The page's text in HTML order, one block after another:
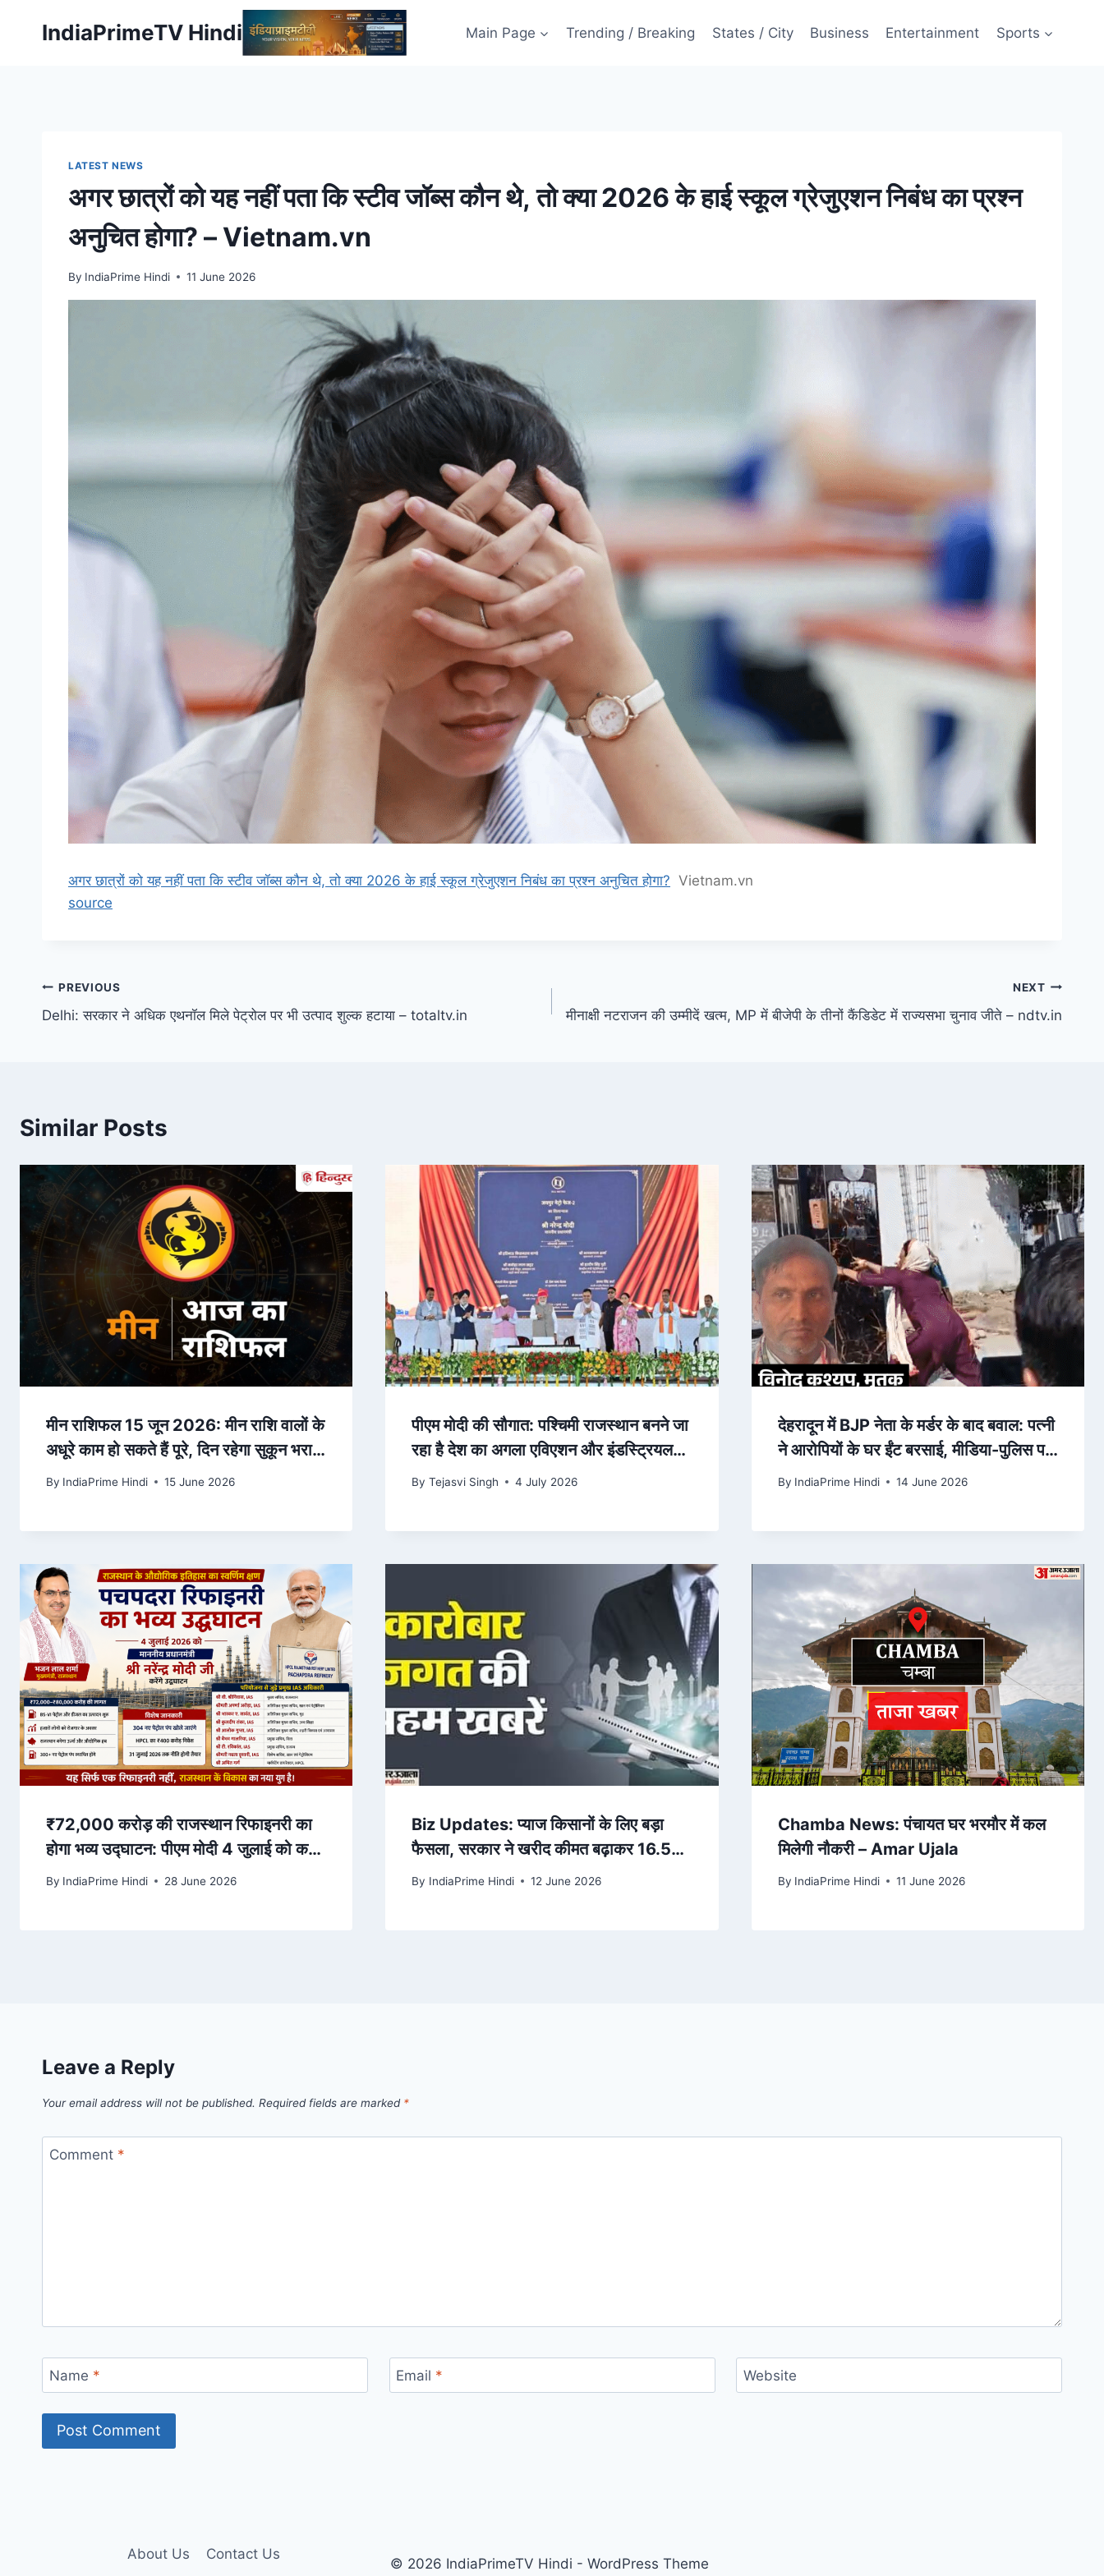
IndiaPrimeTV Hindi Main Page Trending / Breaking States / City Business Entertainment Sports
LATEST NEWS
अगर छात्रों को यह नहीं पता कि स्टीव जॉब्स कौन थे, तो क्या 2026 के हाई स्कूल ग्रेजुएशन निबंध का प्रश्न
अनुचित होगा? – Vietnam.vn
By IndiaPrime Hindi 11 June 2026
अगर छात्रों को यह नहीं पता कि स्टीव जॉब्स कौन थे, तो क्या 2026 के हाई स्कूल ग्रेजुएशन निबंध का प्रश्न अनुचित होगा? Vietnam.vn
source
Post
navigation
PREVIOUS
Delhi: सरकार ने अधिक एथनॉल मिले पेट्रोल पर भी उत्पाद शुल्क हटाया – totaltv.in
NEXT
मीनाक्षी नटराजन की उम्मीदें खत्म, MP में बीजेपी के तीनों कैंडिडेट में राज्यसभा चुनाव जीते – ndtv.in
Similar Posts
मीन राशिफल 15 जून 2026: मीन राशि वालों के
अधूरे काम हो सकते हैं पूरे, दिन रहेगा सुकून भरा –
Hindustan Hindi News
By IndiaPrime Hindi 15 June 2026
पीएम मोदी की सौगात: पश्चिमी राजस्थान बनने जा
रहा है देश का अगला एविएशन और इंडस्ट्रियल
हब?
By Tejasvi Singh 4 July 2026
देहरादून में BJP नेता के मर्डर के बाद बवाल: पत्नी
ने आरोपियों के घर ईंट बरसाई, मीडिया-पुलिस पर
पथराव; 3 घर-
By IndiaPrime Hindi 14 June 2026
₹72,000 करोड़ की राजस्थान रिफाइनरी का
होगा भव्य उद्घाटन: पीएम मोदी 4 जुलाई को करेंगे
राष्ट्र को समर्पित, मुख्यमंत्री भजनलाल ने संभाली
By IndiaPrime Hindi 28 June 2026
Biz Updates: प्याज किसानों के लिए बड़ा
फैसला, सरकार ने खरीद कीमत बढ़ाकर 16.50
रुपये की, पढ़ें अहम अपडेट्स – Amar Ujala
By IndiaPrime Hindi 12 June 2026
Chamba News: पंचायत घर भरमौर में कल
मिलेगी नौकरी – Amar Ujala
By IndiaPrime Hindi 11 June 2026
Leave a Reply
Your email address will not be published. Required fields are marked *
Comment *
Name * Email * Website
About Us
Contact Us
© 2026 IndiaPrimeTV Hindi - WordPress Theme